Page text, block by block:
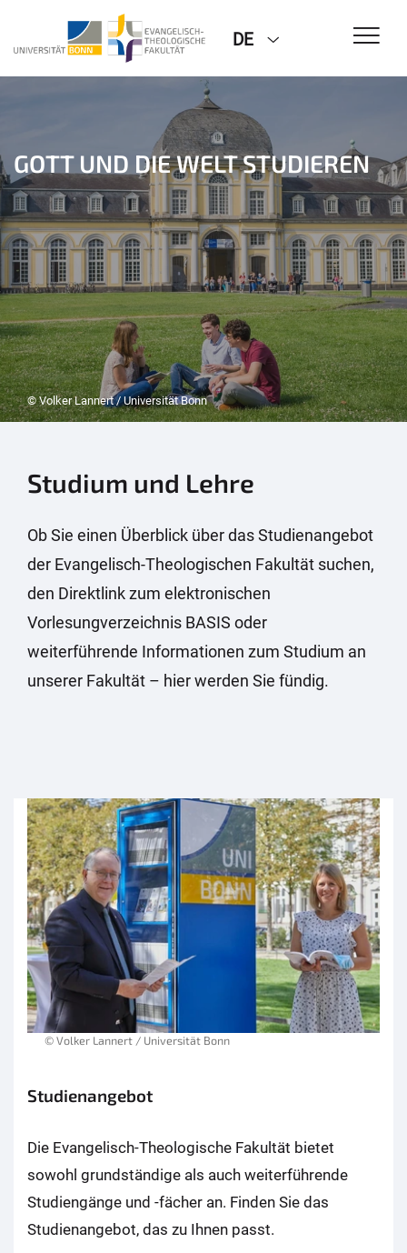
DE
GOTT UND DIE WELT STUDIEREN
© Volker Lannert / Universität Bonn
Studium und Lehre
Ob Sie einen Überblick über das Studienangebot
der Evangelisch-Theologischen Fakultät suchen,
den Direktlink zum elektronischen
Vorlesungverzeichnis BASIS oder
weiterführende Informationen zum Studium an
unserer Fakultät – hier werden Sie fündig.
© Volker Lannert / Universität Bonn
Studienangebot
Die Evangelisch-Theologische Fakultät bietet
sowohl grundständige als auch weiterführende
Studiengänge und -fächer an. Finden Sie das
Studienangebot, das zu Ihnen passt.